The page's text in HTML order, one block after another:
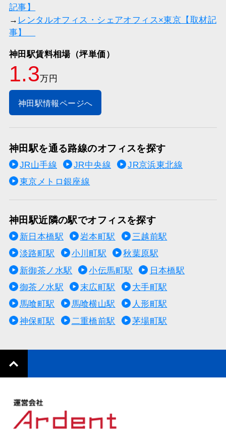
記事】
→ レンタルオフィス・シェアオフィス×東京【取材記
事】
神田駅賃料相場（坪単価）
1.3万円
神田駅情報ページへ
神田駅を通る路線のオフィスを探す
JR山手線 JR中央線
JR京浜東北線
東京メトロ銀座線
神田駅近隣の駅でオフィスを探す
新日本橋駅 岩本町駅
三越前駅
淡路町駅
小川町駅
秋葉原駅
新御茶ノ水駅
小伝馬町駅
日本橋駅
御茶ノ水駅
末広町駅
大手町駅
馬喰町駅
馬喰横山駅
人形町駅
神保町駅
二重橋前駅 茅場町駅